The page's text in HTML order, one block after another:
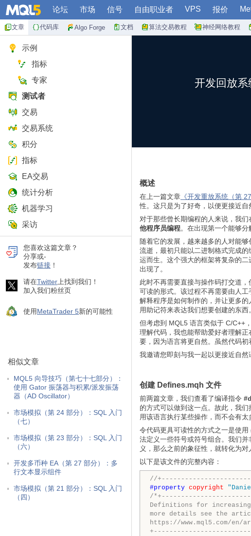
论坛 市场 信号 自由职业者 VPS 报价
文章 代码库 Algo Forge 文档 算法交易教程 神经网络教程
示例
指标
专家
测试者
交易
交易系统
积分
指标
EA交易
统计分析
机器学习
采访
您喜欢这篇文章？
分享或-
发布链接 ！
请在Twitter 上找到我们！
加入我们粉丝页
使用MetaTrader 5新的可能性
相似文章
MQL5 向导技巧（第七十七部分）：
使用 Gator 振荡器与积累/派发振荡
器（AD Oscillator）
市场模拟（第 24 部分）：SQL 入门
（七）
市场模拟（第 23 部分）：SQL 入门
（六）
开发多币种 EA（第 27 部分）：多
行文本显示组件
市场模拟（第 21 部分）：SQL 入门
（四）
开发回放
概述
在上一篇文章 《开发重放系统（第
性。这只是为了好奇，以便更接近自
对于那些曾长期编程的人来说，我
他程序员编程。在出现第一个能够
随着它的发展，越来越多的人对能
流逝，最初只能以二进制格式完成
运而生。这个强大的框架将复杂的
出现了。
此时不再需要直接与操作码打交道
可读的形式。该过程不再需要由人
解释程序是如何制作的，并让更多
用助记符来表达我们想要创建的东西。
但考虑到 MQL5 语言类似于 C/C++
理解代码，我也能帮助爱好者理解
要，因为语言将更自然。虽然代码初
我邀请您即刻与我一起以更接近自然
创建 Defines.mqh 文件
前两篇文章，我们查看了编译指令
的方式可以做到这一点。故此，我
用该语言执行某些操作，而不会有
令代码更具可读性的方式之一是使用
法定义一些符号或符号组合。我们
义，那么之前的象征性，就转化为
以下是该文件的完整内容：
//
#property copyright
/
Definitions for
more details see the
https://www.mql5.com/en/